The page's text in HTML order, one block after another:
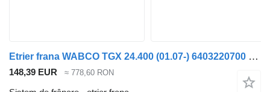
Etrier frana WABCO TGX 24.400 (01.07-) 6403220700 pentru cap tractor MAN TGL, TGM, TGS, TGX (2005-2021)
148,39 EUR ≈ 778,60 RON